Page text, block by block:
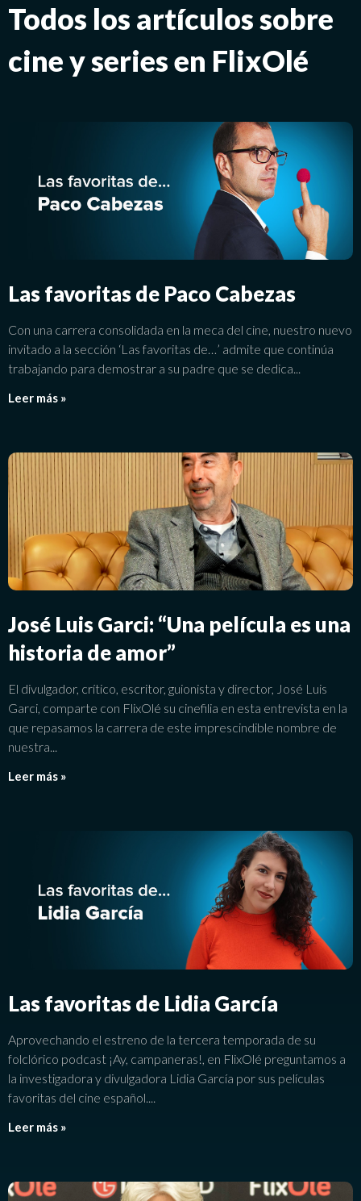
Todos los artículos sobre
cine y series en FlixOlé
Las favoritas de Paco Cabezas
Con una carrera consolidada en la meca del cine, nuestro nuevo
invitado a la sección ‘Las favoritas de…’ admite que continúa
trabajando para demostrar a su padre que se dedica
Leer más »
José Luis Garci: “Una película es una
historia de amor”
El divulgador, crítico, escritor, guionista y director, José Luis
Garci, comparte con FlixOlé su cinefilia en esta entrevista en la
que repasamos la carrera de este imprescindible nombre de
nuestra
Leer más »
Las favoritas de Lidia García
Aprovechando el estreno de la tercera temporada de su
folclórico podcast ¡Ay, campaneras!, en FlixOlé preguntamos a
la investigadora y divulgadora Lidia García por sus películas
favoritas del cine español.
Leer más »